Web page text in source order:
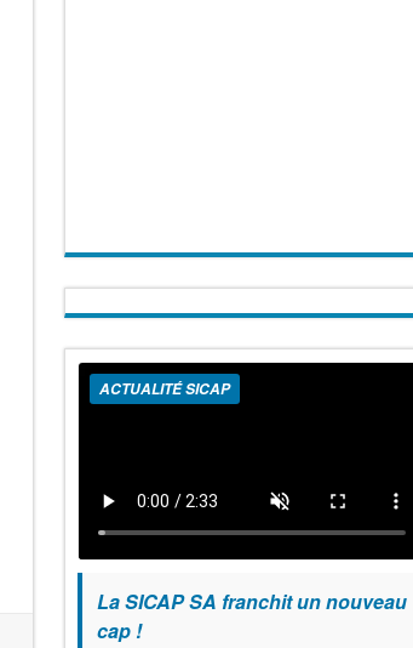
ACTUALITÉ SICAP
La SICAP SA franchit un nouveau
cap !